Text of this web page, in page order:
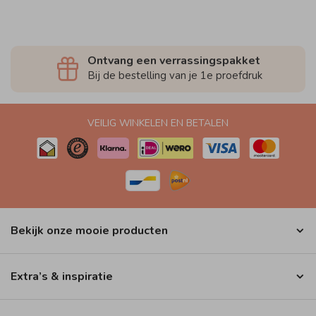
Ontvang een verrassingspakket
Bij de bestelling van je 1e proefdruk
VEILIG WINKELEN EN BETALEN
Bekijk onze mooie producten
Extra’s & inspiratie